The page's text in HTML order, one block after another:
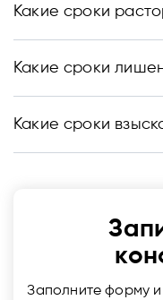
Какие сроки
Какие сроки
Какие сроки
Заполните форму